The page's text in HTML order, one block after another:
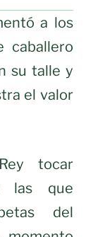
a los
caballero
su talle y
el valor
tocar
las que
del